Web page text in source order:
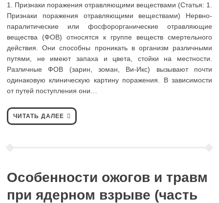
1. Признаки поражения отравляющими веществами (Статья: 1.
Признаки поражения отравляющими веществами) Нервно-
паралитические или фосфорорганические отравляющие
вещества (ФОВ) относятся к группе веществ смертельного
действия. Они способны проникать в организм различными
путями, не имеют запаха и цвета, стойки на местности.
Различные ФОВ (зарин, зоман, Ви-Икс) вызывают почти
одинаковую клиническую картину поражения. В зависимости
от путей поступления они…
ЧИТАТЬ ДАЛЕЕ
Особенности ожогов и травм
при ядерном взрыве (часть